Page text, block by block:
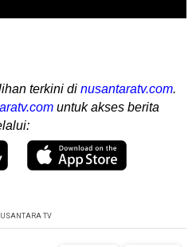
terkini di nusantaratv.com.
untuk akses berita
TV